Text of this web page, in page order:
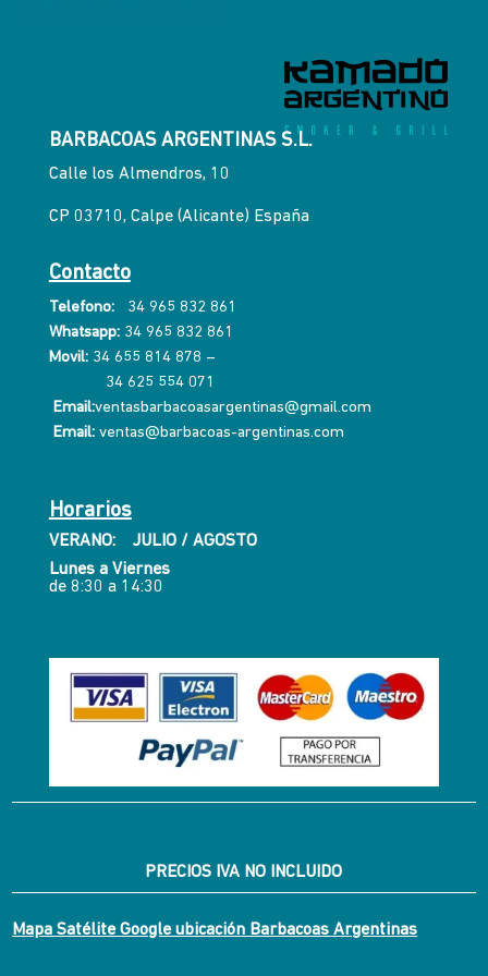
BARBACOAS ARGENTINAS S.L.
Calle los Almendros, 10
CP 03710, Calpe (Alicante) España
Contacto
Telefono:
34 965 832 861
Whatsapp:34 965 832 861
Movil: 34 655 814 878 –
34 625 554 071
Email:ventasbarbacoasargentinas@gmail.com
Email: ventas@barbacoas-argentinas.com
Horarios
VERANO: JULIO / AGOSTO
Lunes a Viernes
de 8:30 a 14:30
PRECIOS IVA NO INCLUIDO
Mapa Satélite Google ubicación Barbacoas Argentinas